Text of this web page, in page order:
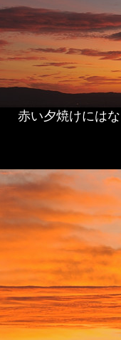
赤い夕焼けには